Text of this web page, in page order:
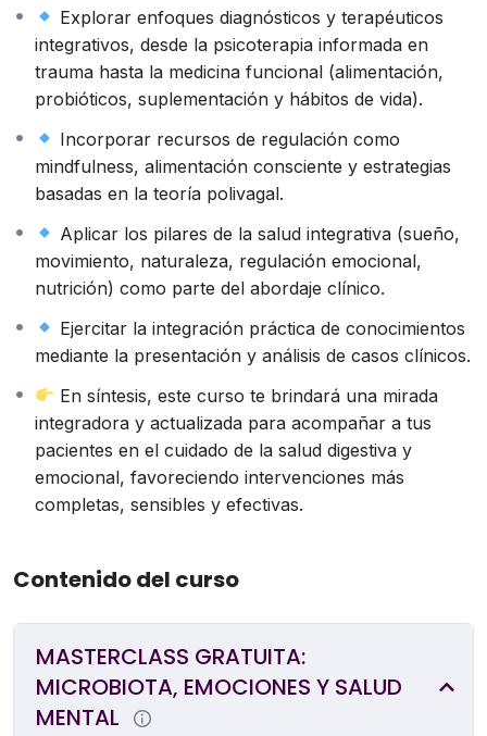
desequilibrio. A partir de allí, exploraremos cómo
prácticas de regulación emocional, el abordaje de las
experiencias tempranas de apego y las intervenciones
psicocorporales pueden generar efectos positivos
El curso también incluirá herramientas clínicas para la
evaluación funcional (test de microbiota, SIBO,
analítica) y estrategias de intervención que integran
medicina y psicoterapia, incluyendo alimentación
terapéutica, psicobióticos, suplementación y técnicas
de regulación del sistema nervioso.
hábitos y el estilo de vida como ejes terapéuticos clave.
Desde una perspectiva de salud integrativa y con base
en los principios de ancestralización, se abordarán
cinco pilares esenciales para el equilibrio psicofísico: la
alimentación consciente y diversa que nutre nuestra
microbiota; el ejercicio físico y el movimiento como
reguladores del sistema nervioso; el contacto regular
emocional como prácticas cotidianas de autocuidado; y
Este espacio está pensado como un puente entre
ciencia y práctica, entre biología y subjetividad, entre
medicina y psicología. Una invitación a repensar el
Explorar enfoques diagnósticos y terapéuticos
integrativos, desde la psicoterapia informada en
trauma hasta la medicina funcional (alimentación,
probióticos, suplementación y hábitos de vida).
Incorporar recursos de regulación como
mindfulness, alimentación consciente y estrategias
basadas en la teoría polivagal.
Aplicar los pilares de la salud integrativa (sueño,
movimiento, naturaleza, regulación emocional,
nutrición) como parte del abordaje clínico.
Ejercitar la integración práctica de conocimientos
mediante la presentación y análisis de casos clínicos.
En síntesis, este curso te brindará una mirada
integradora y actualizada para acompañar a tus
pacientes en el cuidado de la salud digestiva y
emocional, favoreciendo intervenciones más
completas, sensibles y efectivas.
Contenido del curso
MASTERCLASS GRATUITA:
MICROBIOTA, EMOCIONES Y SALUD
MENTAL